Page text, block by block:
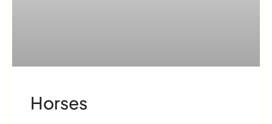
Horses